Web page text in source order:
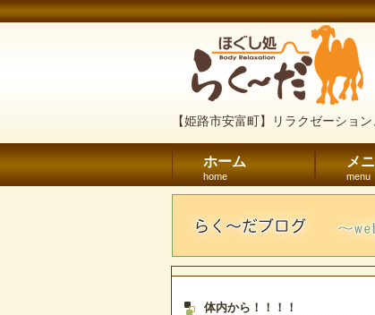
【姫路市安富町】リラクゼーショ
ホーム
home
メ
menu
体内から！！！！